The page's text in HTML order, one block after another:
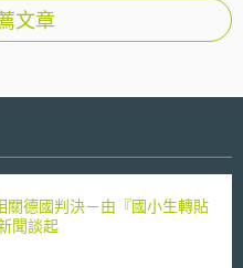
文章
關德國判決－由『國小生轉貼
聞談起